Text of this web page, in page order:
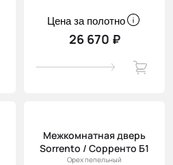
Цена за полотно
26 670 ₽
Межкомнатная дверь
Sorrento / Сорренто Б1
Орех пепельный